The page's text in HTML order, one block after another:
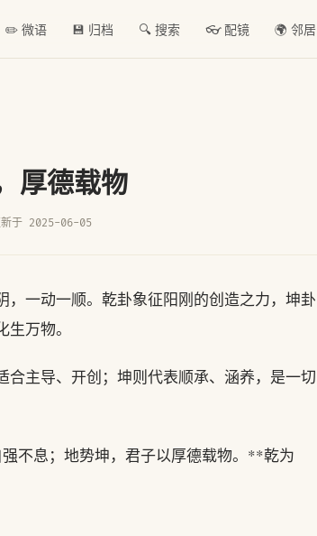
✏️ 微语 💾 归档 🔍 搜索 👓 配镜 🌍 邻居
厚德载物
新于 2025-06-05
，一动一顺。乾卦象征阳刚的创造之力，坤卦
万物。
合主导、开创；坤则代表顺承、涵养，是一切
不息；地势坤，君子以厚德载物。**乾为